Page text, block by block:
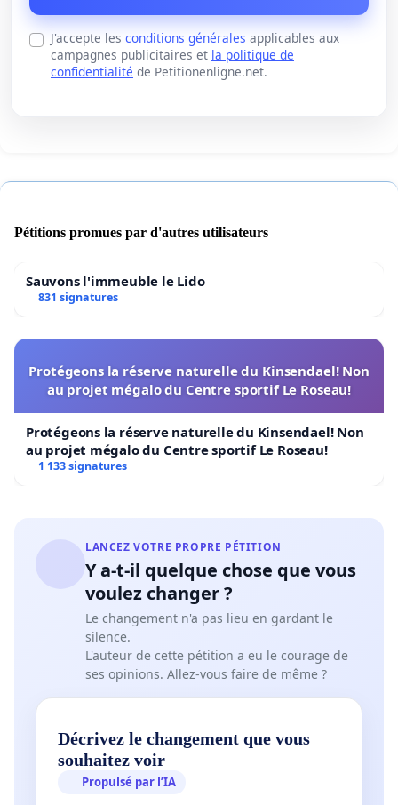
J'accepte les conditions générales applicables aux
campagnes publicitaires et la politique de
confidentialité de Petitionenligne.net.
Pétitions promues par d'autres utilisateurs
Sauvons l'immeuble le Lido
831 signatures
Protégeons la réserve naturelle du Kinsendael! Non
au projet mégalo du Centre sportif Le Roseau!
Protégeons la réserve naturelle du Kinsendael! Non
au projet mégalo du Centre sportif Le Roseau!
1 133 signatures
LANCEZ VOTRE PROPRE PÉTITION
Y a-t-il quelque chose que vous
voulez changer ?
Le changement n'a pas lieu en gardant le
silence.
L'auteur de cette pétition a eu le courage de
ses opinions. Allez-vous faire de même ?
Décrivez le changement que vous
souhaitez voir
Propulsé par l’IA